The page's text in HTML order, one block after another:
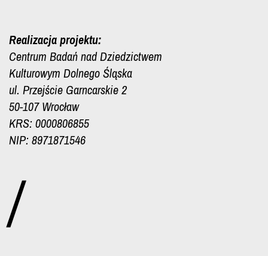
Realizacja projektu:
Centrum Badań nad Dziedzictwem
Kulturowym Dolnego Śląska
ul. Przejście Garncarskie 2
50-107 Wrocław
KRS: 0000806855
NIP: 8971871546
/